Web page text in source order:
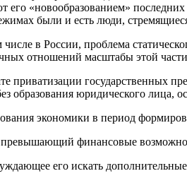
его «новообразованием»
были и есть люди,
в России, проблема
отношений масштабы этой
приватизации
образования юридического лица,
экономики в период
финансовые
его искать